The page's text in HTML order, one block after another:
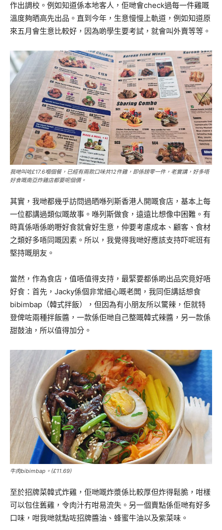
作出調校。例如知道係本地客人，佢哋會check過每一件雞嘅
溫度夠晒高先出品。直到今年，生意慢慢上軌道，例如知道原
來五月會生意比較好，因為啲學生要考試，就會叫外賣等等。
我哋叫咗£17.6嗰個餐，已經有兩款口味共12件雞，即係鎊零一件，老實講，好多唔
好食嘅南亞炸雞店都要呢個價。
其實，我哋都幾乎訪問過晒喺列斯香港人開嘅食店，基本上每
一位都講過類似嘅故事。喺列斯做食，遠遠比想像中困難。有
時真係唔係啲嘢好食就會好生意，仲要考慮成本、顧客、食材
之類好多唔同嘅因素。所以，我覺得我哋好應該支持吓呢班有
堅持嘅朋友。
當然，作為食店，值唔值得支持，最緊要都係啲出品究竟好唔
好食：首先，Jacky係個非常細心嘅老闆，我同佢講話想食
bibimbap（韓式拌飯），但因為有小朋友所以驚辣，佢就特
登俾咗兩種拌飯醬，一款係佢哋自己整嘅韓式辣醬，另一款係
甜鼓油，所以值得加分。
牛肉bibimbap。(£11.69)
至於招牌菜韓式炸雞，佢哋嘅炸漿係比較厚但炸得鬆脆，咁樣
可以包住舊雞，令肉汁冇咁易流失。另一個賣點係佢哋有好多
口味，咁我哋就點咗招牌醬油、蜂蜜牛油以及紫菜味。